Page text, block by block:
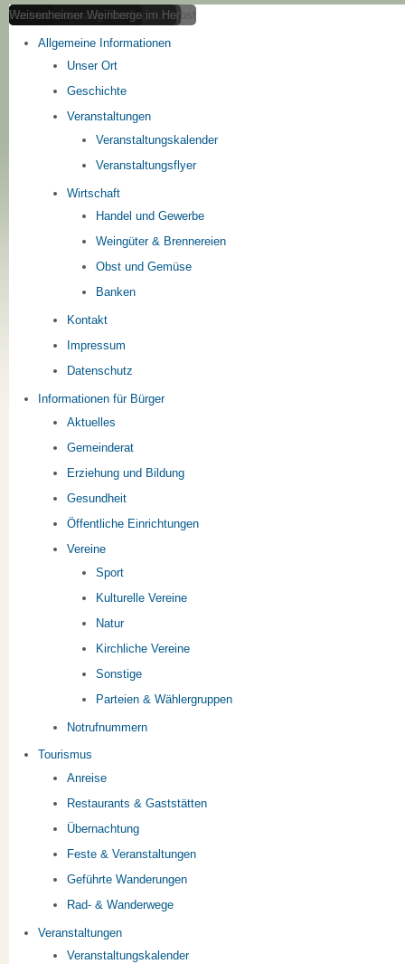
Weinbau
Osterbrunnen am Obertor
Panoramablick über Weisenheim
Fastnachtsumzug Rieslingwurm
Weisenheimer Weinberge im Herbst
Home
Allgemeine Informationen
Unser Ort
Geschichte
Veranstaltungen
Veranstaltungskalender
Veranstaltungsflyer
Wirtschaft
Handel und Gewerbe
Weingüter & Brennereien
Obst und Gemüse
Banken
Kontakt
Impressum
Datenschutz
Informationen für Bürger
Aktuelles
Gemeinderat
Erziehung und Bildung
Gesundheit
Öffentliche Einrichtungen
Vereine
Sport
Kulturelle Vereine
Natur
Kirchliche Vereine
Sonstige
Parteien & Wählergruppen
Notrufnummern
Tourismus
Anreise
Restaurants & Gaststätten
Übernachtung
Feste & Veranstaltungen
Geführte Wanderungen
Rad- & Wanderwege
Veranstaltungen
Veranstaltungskalender